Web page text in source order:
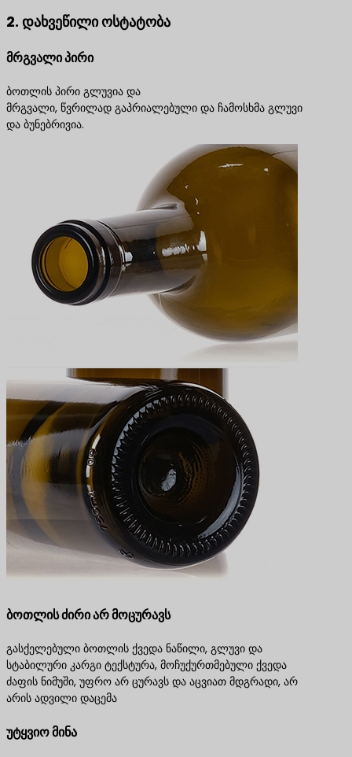
2. დახვეწილი ოსტატობა
მრგვალი პირი
ბოთლის პირი გლუვია და
მრგვალი, წვრილად გაპრიალებული და ჩამოსხმა გლუვი
და ბუნებრივია.
ბოთლის ძირი არ მოცურავს
გასქელებული ბოთლის ქვედა ნაწილი, გლუვი და
სტაბილური კარგი ტექსტურა, მოჩუქურთმებული ქვედა
ძაფის ნიმუში, უფრო არ ცურავს და აცვიათ მდგრადი, არ
არის ადვილი დაცემა
უტყვიო მინა